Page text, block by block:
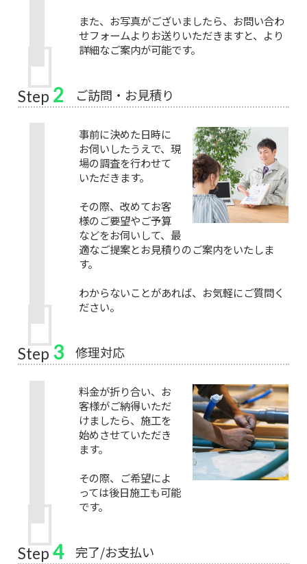
また、お写真がございましたら、お問い合わ
せフォームよりお送りいただきますと、より
詳細なご案内が可能です。
Step 2 ご訪問・お見積り
事前に決めた日時に
お伺いしたうえで、現
場の調査を行わせて
いただきます。
その際、改めてお客
様のご要望やご予算
などをお伺いして、最
適なご提案とお見積りのご案内をいたしま
す。
わからないことがあれば、お気軽にご質問く
ださい。
Step 3 修理対応
料金が折り合い、お
客様がご納得いただ
けましたら、施工を
始めさせていただき
ます。
その際、ご希望によ
っては後日施工も可能
です。
Step 4 完了/お支払い